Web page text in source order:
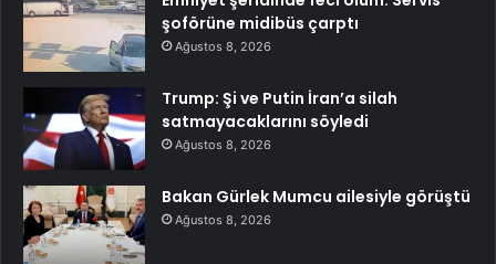
şoförüne midibüs çarptı
Ağustos 8, 2026
Trump: Şi ve Putin İran’a silah
satmayacaklarını söyledi
Ağustos 8, 2026
Bakan Gürlek Mumcu ailesiyle görüştü
Ağustos 8, 2026